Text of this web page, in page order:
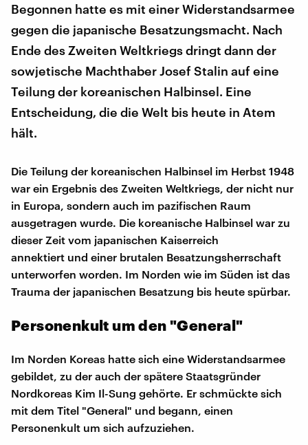
Begonnen hatte es mit einer Widerstandsarmee
gegen die japanische Besatzungsmacht. Nach
Ende des Zweiten Weltkriegs dringt dann der
sowjetische Machthaber Josef Stalin auf eine
Teilung der koreanischen Halbinsel. Eine
Entscheidung, die die Welt bis heute in Atem
hält.
Die Teilung der koreanischen Halbinsel im Herbst 1948
war ein Ergebnis des Zweiten Weltkriegs, der nicht nur
in Europa, sondern auch im pazifischen Raum
ausgetragen wurde. Die koreanische Halbinsel war zu
dieser Zeit vom japanischen Kaiserreich
annektiert und einer brutalen Besatzungsherrschaft
unterworfen worden. Im Norden wie im Süden ist das
Trauma der japanischen Besatzung bis heute spürbar.
Personenkult um den "General"
Im Norden Koreas hatte sich eine Widerstandsarmee
gebildet, zu der auch der spätere Staatsgründer
Nordkoreas Kim Il-Sung gehörte. Er schmückte sich
mit dem Titel "General" und begann, einen
Personenkult um sich aufzuziehen.